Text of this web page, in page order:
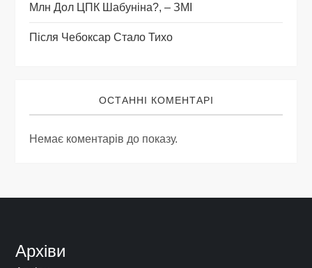
Млн Дол ЦПК Шабуніна?, – ЗМІ
Після Чебоксар Стало Тихо
ОСТАННІ КОМЕНТАРІ
Немає коментарів до показу.
Архіви